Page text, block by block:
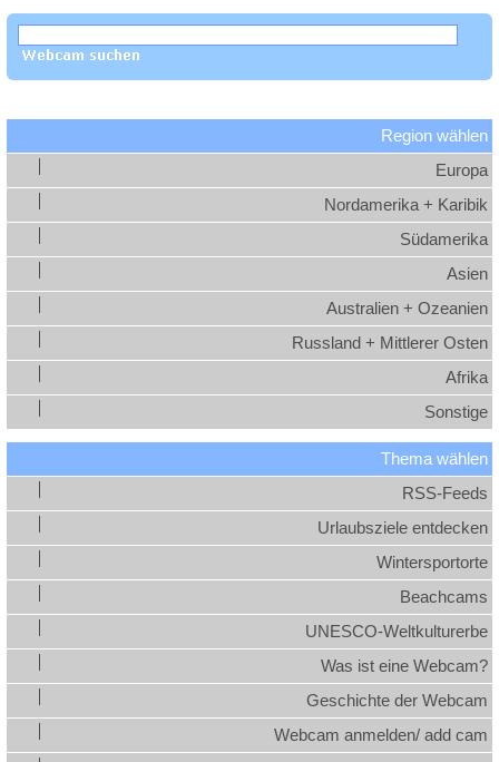
Region wählen
Europa
Nordamerika + Karibik
Südamerika
Asien
Australien + Ozeanien
Russland + Mittlerer Osten
Afrika
Sonstige
Thema wählen
RSS-Feeds
Urlaubsziele entdecken
Wintersportorte
Beachcams
UNESCO-Weltkulturerbe
Was ist eine Webcam?
Geschichte der Webcam
Webcam anmelden/ add cam